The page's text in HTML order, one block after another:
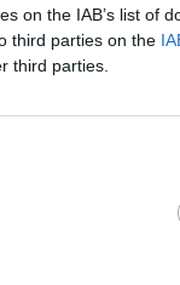
on the IAB’s list of
third parties on the
third parties.